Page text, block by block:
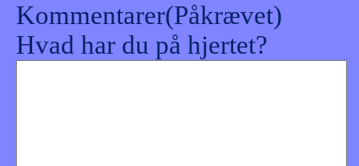
Kommentarer(Påkrævet)
Hvad har du på hjertet?